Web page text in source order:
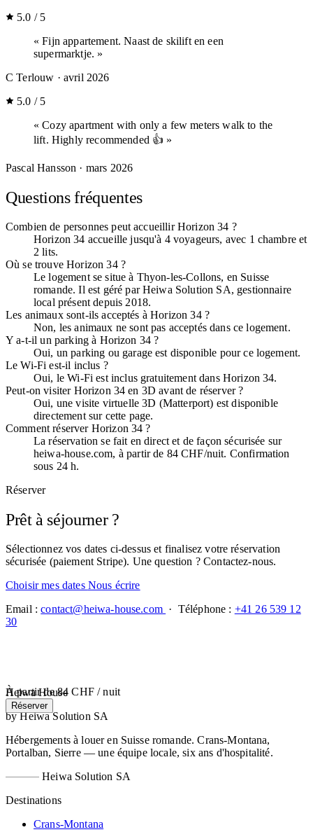
5.0 / 5
« Fijn appartement. Naast de skilift en een
supermarktje. »
C Terlouw · avril 2026
5.0 / 5
« Cozy apartment with only a few meters walk to the
lift. Highly recommended 👍 »
Pascal Hansson · mars 2026
Questions fréquentes
Combien de personnes peut accueillir Horizon 34 ?
Horizon 34 accueille jusqu'à 4 voyageurs, avec 1 chambre et
2 lits.
Où se trouve Horizon 34 ?
Le logement se situe à Thyon-les-Collons, en Suisse
romande. Il est géré par Heiwa Solution SA, gestionnaire
local présent depuis 2018.
Les animaux sont-ils acceptés à Horizon 34 ?
Non, les animaux ne sont pas acceptés dans ce logement.
Y a-t-il un parking à Horizon 34 ?
Oui, un parking ou garage est disponible pour ce logement.
Le Wi-Fi est-il inclus ?
Oui, le Wi-Fi est inclus gratuitement dans Horizon 34.
Peut-on visiter Horizon 34 en 3D avant de réserver ?
Oui, une visite virtuelle 3D (Matterport) est disponible
directement sur cette page.
Comment réserver Horizon 34 ?
La réservation se fait en direct et de façon sécurisée sur
heiwa-house.com, à partir de 84 CHF/nuit. Confirmation
sous 24 h.
Réserver
Prêt à séjourner ?
Sélectionnez vos dates ci-dessus et finalisez votre réservation
sécurisée (paiement Stripe). Une question ? Contactez-nous.
Choisir mes dates Nous écrire
Email :contact@heiwa-house.com · Téléphone : +41 26 539 12
30
À partir de 84 CHF / nuit
Réserver
Heiwa House
by Heiwa Solution SA
Hébergements à louer en Suisse romande. Crans-Montana,
Portalban, Sierre — une équipe locale, six ans d'hospitalité.
Heiwa Solution SA
Destinations
Crans-Montana